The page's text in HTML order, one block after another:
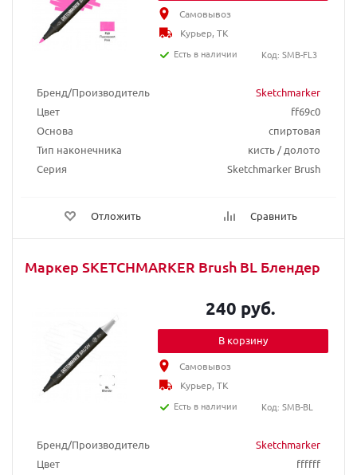
Бренд/Производитель
Sketchmarker
Цвет
ff69c0
Основа
спиртовая
Тип наконечника
кисть / долото
Серия
Sketchmarker Brush
Отложить Сравнить
Самовывоз
Курьер, ТК
Есть в наличии
Код: SMB-FL3
Маркер SKETCHMARKER Brush BL Блендер
Бренд/Производитель
Sketchmarker
Цвет
ffffff
240 руб.
В корзину
Самовывоз
Курьер, ТК
Есть в наличии
Код: SMB-BL